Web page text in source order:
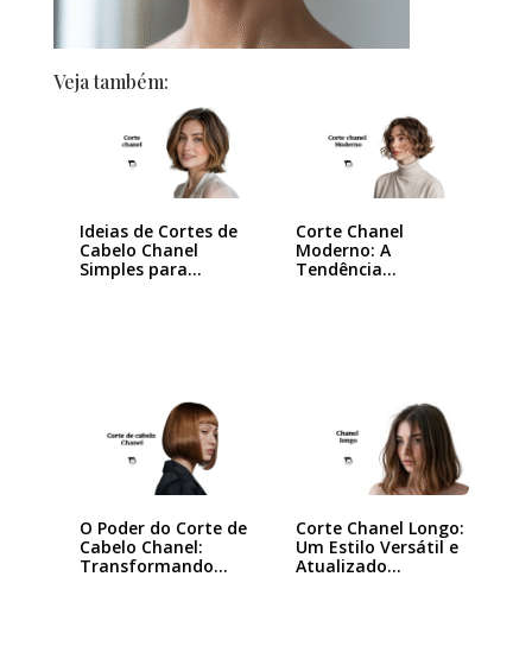
Veja também:
Ideias de Cortes de
Cabelo Chanel
Simples para…
Corte Chanel
Moderno: A
Tendência
O Poder do Corte de
Cabelo Chanel:
Transformando
Corte Chanel Longo:
Um Estilo Versátil e
Atualizado…